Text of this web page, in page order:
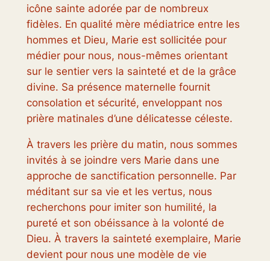
icône sainte adorée par de nombreux
fidèles. En qualité mère médiatrice entre les
hommes et Dieu, Marie est sollicitée pour
médier pour nous, nous-mêmes orientant
sur le sentier vers la sainteté et de la grâce
divine. Sa présence maternelle fournit
consolation et sécurité, enveloppant nos
prière matinales d’une délicatesse céleste.
À travers les prière du matin, nous sommes
invités à se joindre vers Marie dans une
approche de sanctification personnelle. Par
méditant sur sa vie et les vertus, nous
recherchons pour imiter son humilité, la
pureté et son obéissance à la volonté de
Dieu. À travers la sainteté exemplaire, Marie
devient pour nous une modèle de vie